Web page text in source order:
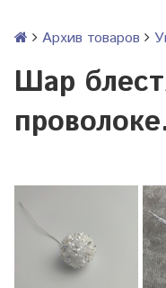
Архив товаров
Шар